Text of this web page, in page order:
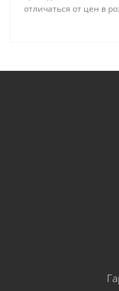
отличаться от цен в